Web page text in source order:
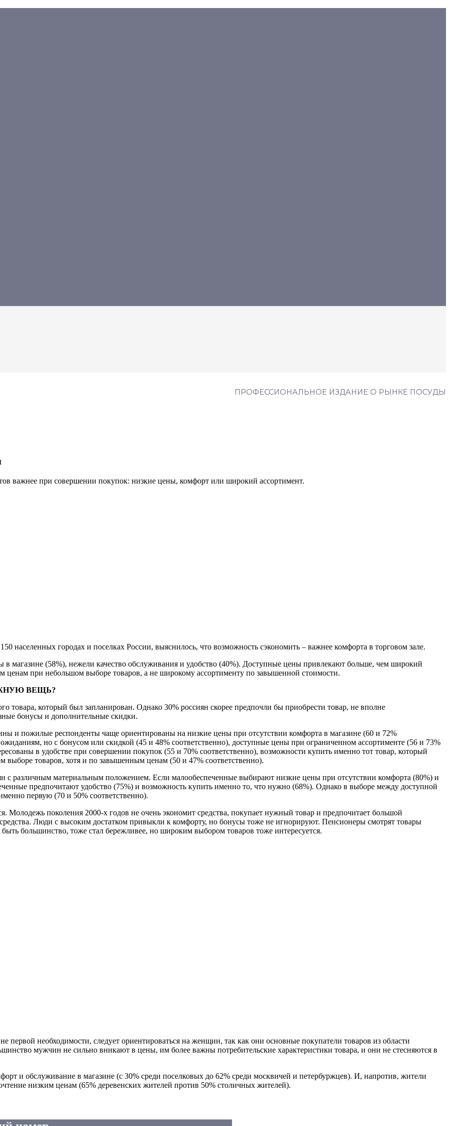
ПРОФЕССИОНАЛЬНОЕ ИЗДАНИЕ О РЫНКЕ ПОСУДЫ
важнее при совершении покупок: низкие цены, комфорт или широкий ассортимент.
населенных городах и поселках России, выяснилось, что возможность сэкономить – важнее комфорта в торговом зале.
магазине (58%), нежели качество обслуживания и удобство (40%). Доступные цены привлекают больше, чем широкий
ценам при небольшом выборе товаров, а не широкому ассортименту по завышенной стоимости.
ВЕЩЬ?
товара, который был запланирован. Однако 30% россиян скорее предпочли бы приобрести товар, не вполне
бонусы и дополнительные скидки.
пожилые респонденты чаще ориентированы на низкие цены при отсутствии комфорта в магазине (60 и 72%
но с бонусом или скидкой (45 и 48% соответственно), доступные цены при ограниченном ассортименте (56 и 73%
в удобстве при совершении покупок (55 и 70% соответственно), возможности купить именно тот товар, который
выборе товаров, хотя и по завышенным ценам (50 и 47% соответственно).
с различным материальным положением. Если малообеспеченные выбирают низкие цены при отсутствии комфорта (80%) и
предпочитают удобство (75%) и возможность купить именно то, что нужно (68%). Однако в выборе между доступной
первую (70 и 50% соответственно).
Молодежь поколения 2000-х годов не очень экономит средства, покупает нужный товар и предпочитает большой
Люди с высоким достатком привыкли к комфорту, но бонусы тоже не игнорируют. Пенсионеры смотрят товары
большинство, тоже стал бережливее, но широким выбором товаров тоже интересуется.
первой необходимости, следует ориентироваться на женщин, так как они основные покупатели товаров из области
мужчин не сильно вникают в цены, им более важны потребительские характеристики товара, и они не стесняются в
и обслуживание в магазине (с 30% среди поселковых до 62% среди москвичей и петербуржцев). И, напротив, жители
низким ценам (65% деревенских жителей против 50% столичных жителей).